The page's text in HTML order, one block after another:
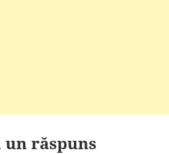
un răspuns